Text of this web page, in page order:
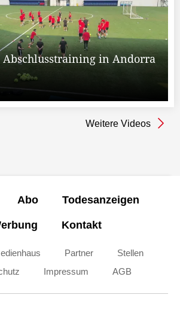
Abschlusstraining in Andorra
Weitere Videos
Abo Todesanzeigen
Kontakt
Partner
Stellen
Impressum AGB